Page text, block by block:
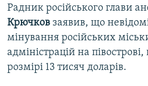
Усі сайти RFE/RL
Радник російського глави
Крючков заявив, що
мінування російських
адміністрацій на
розмірі 13 тисяч доларів.